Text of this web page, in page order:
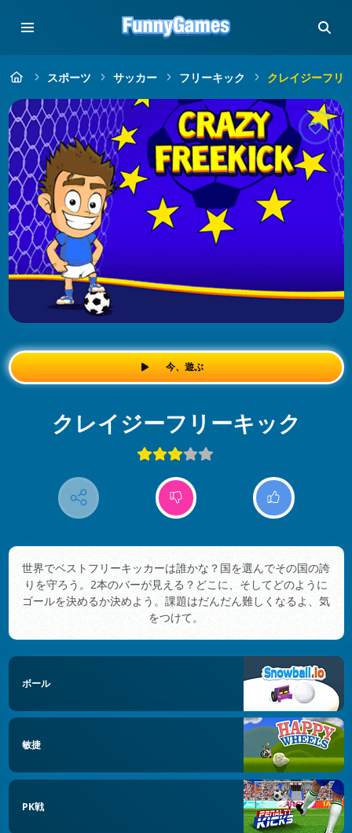
スポーツ サッカー フリーキック クレイジーフリ
今、遊ぶ
クレイジーフリーキック
世界でベストフリーキッカーは誰かな？国を選んでその国の誇
りを守ろう。2本のバーが見える？どこに、そしてどのように
ゴールを決めるか決めよう。課題はだんだん難しくなるよ、気
をつけて。
ボール
敏捷
PK戦